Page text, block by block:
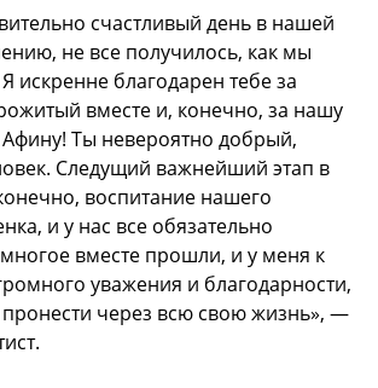
счастливый день в нашей
не все получилось, как мы
искренне благодарен тебе за
вместе и, конечно, за нашу
Ты невероятно добрый,
Следущий важнейший этап в
воспитание нашего
и у нас все обязательно
вместе прошли, и у меня к
уважения и благодарности,
пронести через всю свою жизнь», —